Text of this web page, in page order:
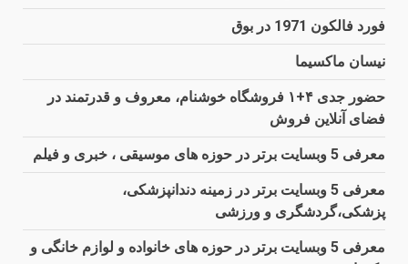
فورد فالکون 1971 در بوق
نیسان ماکسیما
حضور جدی ۴+۱ فروشگاه خوشنام، معروف و قدرتمند در
فضای آنلاین فروش
معرفی 5 وبسایت برتر در حوزه های موسیقی ، خبری و فیلم
معرفی 5 وبسایت برتر در زمینه دندانپزشکی،
پزشکی،گردشگری و ورزشی
معرفی 5 وبسایت برتر در حوزه های خانواده و لوازم خانگی و